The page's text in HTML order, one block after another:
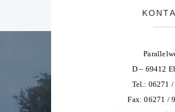
D – 69412
Tel.: 06271
Fax: 06271 /